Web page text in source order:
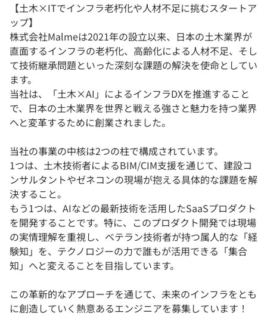
【土木×ITでインフラ老朽化や人材不足に挑むスタートア
ップ】
株式会社Malmeは2021年の設立以来、日本の土木業界が
直面するインフラの老朽化、高齢化による人材不足、そし
て技術継承問題といった深刻な課題の解決を使命としてい
ます。
当社は、「土木×AI」によるインフラDXを推進すること
で、日本の土木業界を世界と戦える強さと魅力を持つ業界
へと変革するために創業されました。
当社の事業の中核は2つの柱で構成されています。
1つは、土木技術者によるBIM/CIM支援を通じて、建設コ
ンサルタントやゼネコンの現場が抱える具体的な課題を解
決すること。
もう1つは、AIなどの最新技術を活用したSaaSプロダクト
を開発することです。特に、このプロダクト開発では現場
の実情理解を重視し、ベテラン技術者が持つ属人的な「経
験知」を、テクノロジーの力で誰もが活用できる「集合
知」へと変えることを目指しています。
この革新的なアプローチを通じて、未来のインフラをとも
に創造していく熱意あるエンジニアを募集しています！